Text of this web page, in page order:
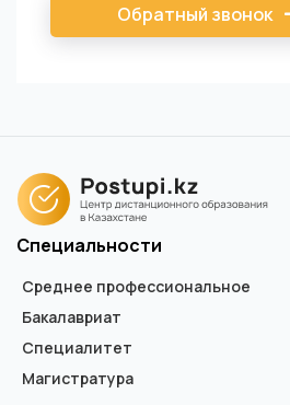
Обратный звонок
Специальности
Среднее профессиональное
Бакалавриат
Специалитет
Магистратура